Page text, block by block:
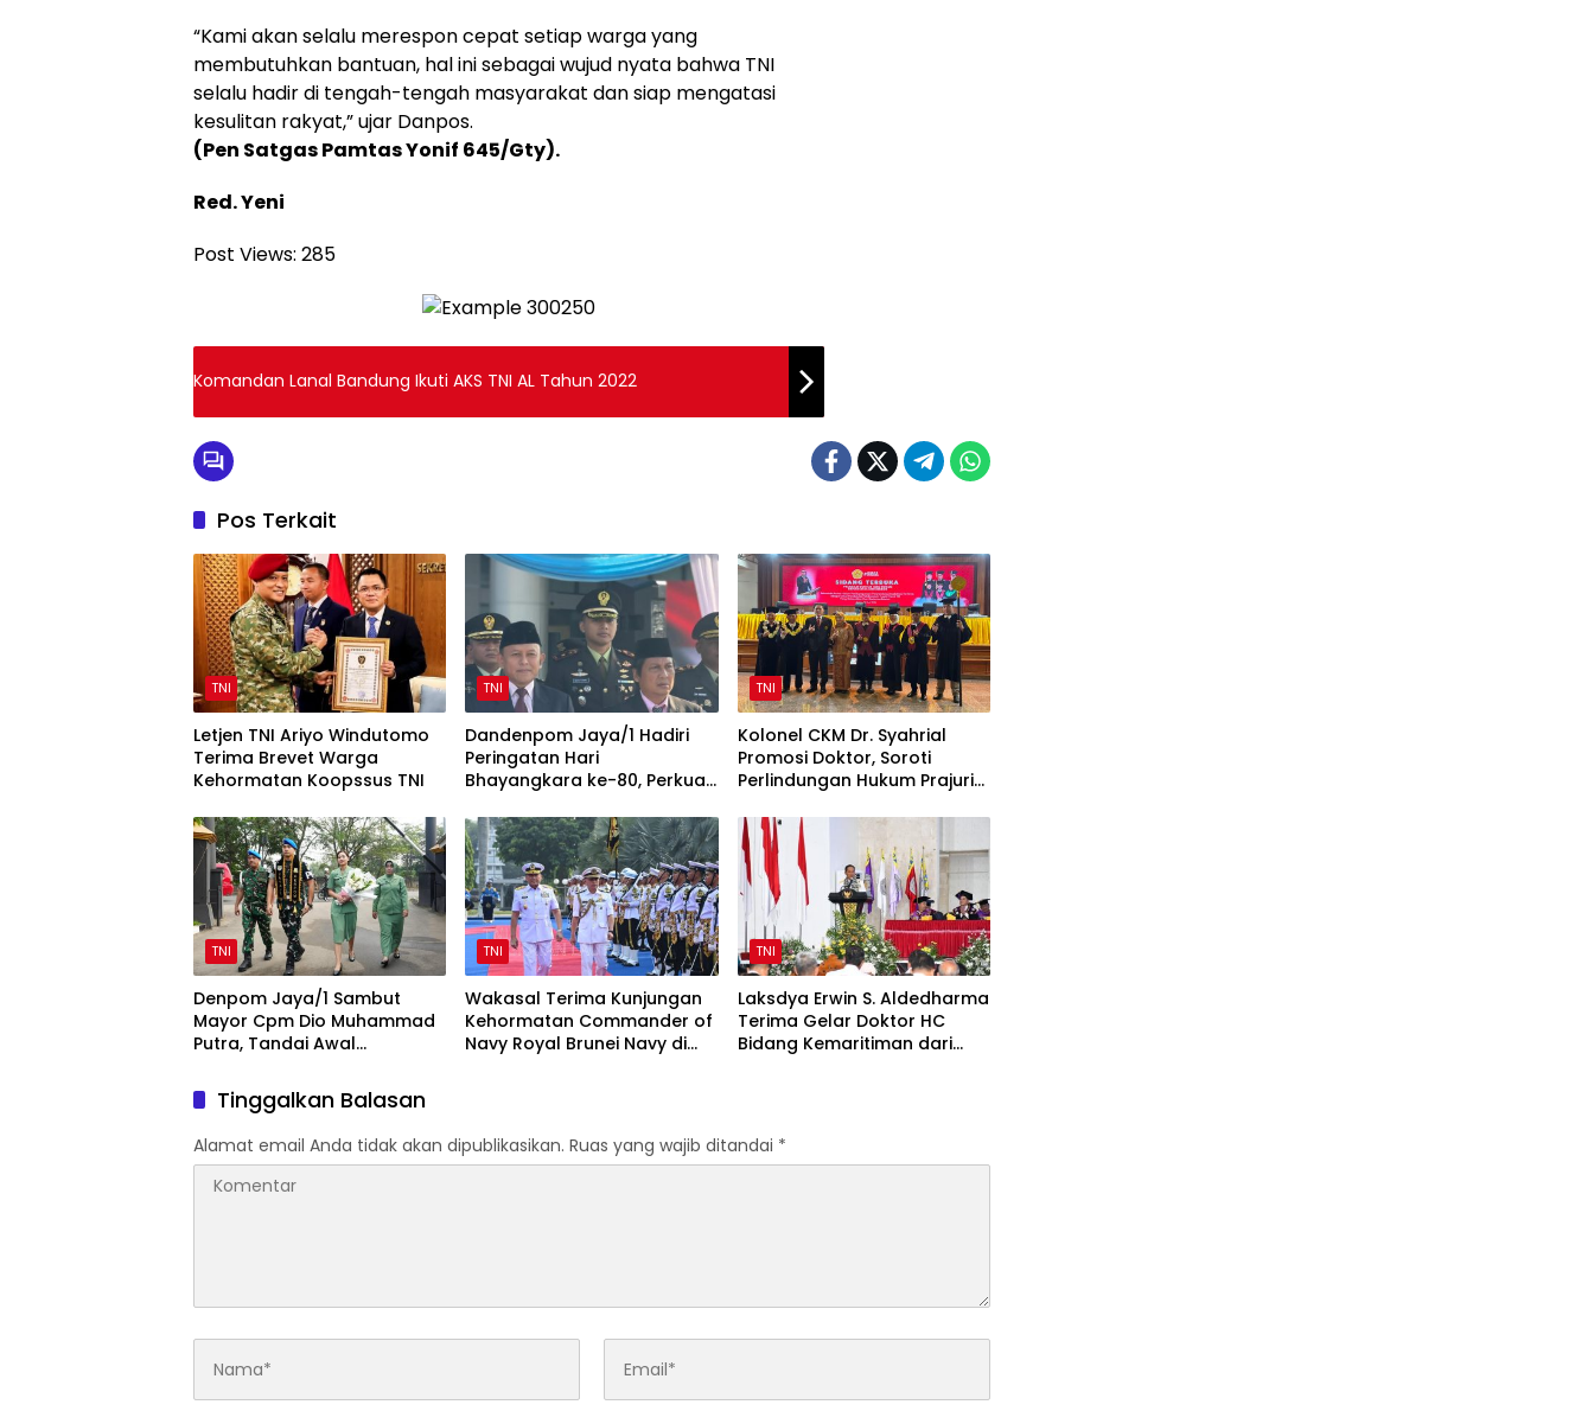
“Kami akan selalu merespon cepat setiap warga yang
membutuhkan bantuan, hal ini sebagai wujud nyata bahwa TNI
selalu hadir di tengah-tengah masyarakat dan siap mengatasi
kesulitan rakyat,” ujar Danpos.
(Pen Satgas Pamtas Yonif 645/Gty).
Red. Yeni
Post Views: 285
Komandan Lanal Bandung Ikuti AKS TNI AL Tahun 2022
Pos Terkait
TNI
Letjen TNI Ariyo Windutomo
Terima Brevet Warga
Kehormatan Koopssus TNI
TNI
Dandenpom Jaya/1 Hadiri
Peringatan Hari
Bhayangkara ke-80, Perkuat
TNI
Kolonel CKM Dr. Syahrial
Promosi Doktor, Soroti
Perlindungan Hukum Prajurit
TNI
Denpom Jaya/1 Sambut
Mayor Cpm Dio Muhammad
Putra, Tandai Awal
TNI
Wakasal Terima Kunjungan
Kehormatan Commander of
Navy Royal Brunei Navy di
TNI
Laksdya Erwin S. Aldedharma
Terima Gelar Doktor HC
Bidang Kemaritiman dari
Tinggalkan Balasan
Alamat email Anda tidak akan dipublikasikan. Ruas yang wajib ditandai *